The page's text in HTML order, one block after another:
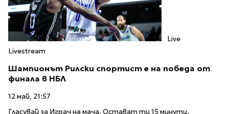
Live
Livestream
Шампионът Рилски спортист е на победа от
финала в НБЛ
12 май, 21:57
Гласувай за Играч на мача. Остават ти 15 минути.